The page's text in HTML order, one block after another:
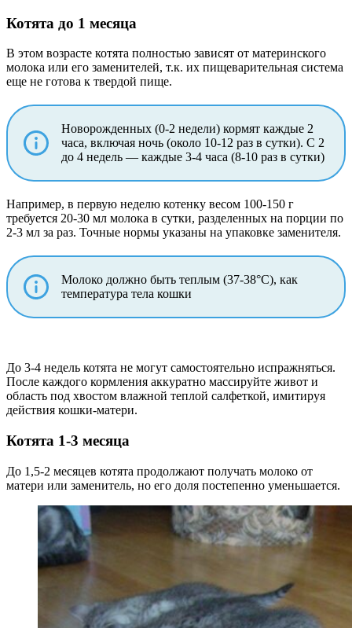
Котята до 1 месяца
В этом возрасте котята полностью зависят от материнского
молока или его заменителей, т.к. их пищеварительная система
еще не готова к твердой пище.
Новорожденных (0-2 недели) кормят каждые 2
часа, включая ночь (около 10-12 раз в сутки). С 2
до 4 недель — каждые 3-4 часа (8-10 раз в сутки)
Например, в первую неделю котенку весом 100-150 г
требуется 20-30 мл молока в сутки, разделенных на порции по
2-3 мл за раз. Точные нормы указаны на упаковке заменителя.
Молоко должно быть теплым (37-38°C), как
температура тела кошки
До 3-4 недель котята не могут самостоятельно испражняться.
После каждого кормления аккуратно массируйте живот и
область под хвостом влажной теплой салфеткой, имитируя
действия кошки-матери.
Котята 1-3 месяца
До 1,5-2 месяцев котята продолжают получать молоко от
матери или заменитель, но его доля постепенно уменьшается.